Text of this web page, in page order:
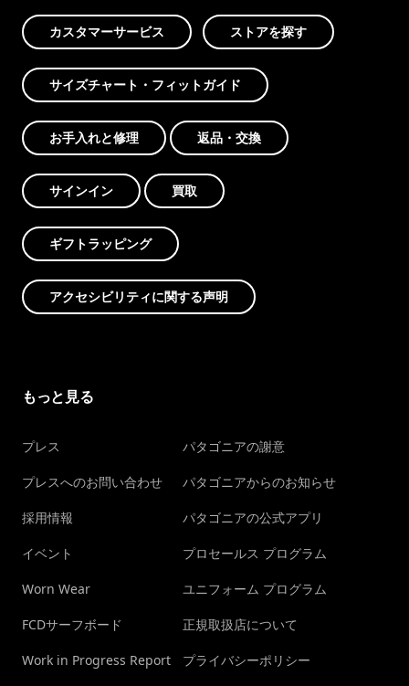
カスタマーサービス ストアを探す
サイズチャート・フィットガイド
お手入れと修理 返品・交換
サインイン 買取
ギフトラッピング
アクセシビリティに関する声明
もっと見る
プレス
プレスへのお問い合わせ
採用情報
イベント
Worn Wear
FCDサーフボード
Work in Progress Report
パタゴニアの謝意
パタゴニアからのお知らせ
パタゴニアの公式アプリ
プロセールス プログラム
ユニフォーム プログラム
正規取扱店について
プライバシーポリシー